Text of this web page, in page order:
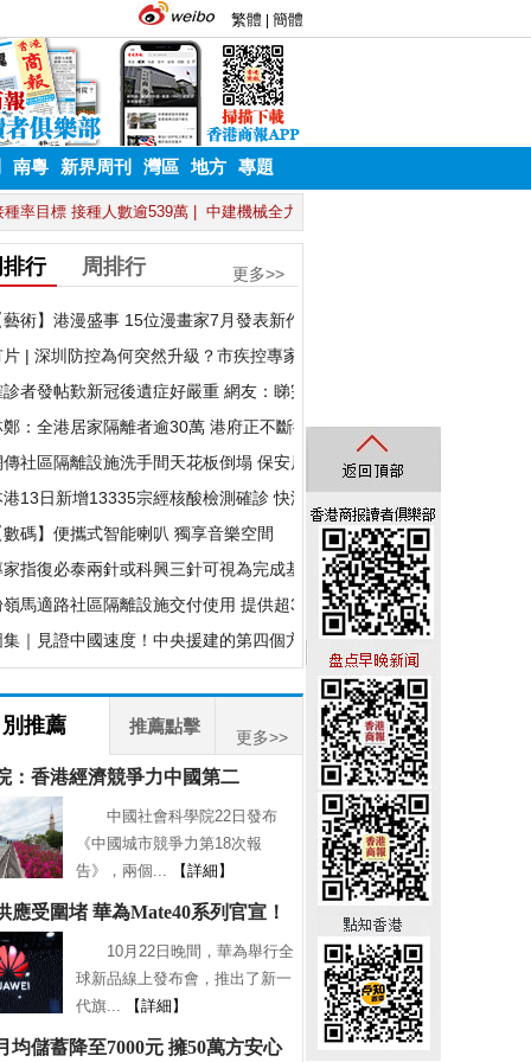
南粵 新界周刊 灣區 地方 專題